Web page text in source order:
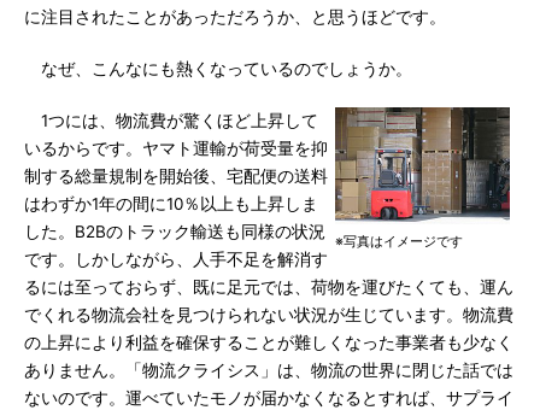
に注目されたことがあっただろうか、と思うほどです。
なぜ、こんなにも熱くなっているのでしょうか。
※写真はイメージです
1つには、物流費が驚くほど上昇して
いるからです。ヤマト運輸が荷受量を抑
制する総量規制を開始後、宅配便の送料
はわずか1年の間に10％以上も上昇しま
した。B2Bのトラック輸送も同様の状況
です。しかしながら、人手不足を解消す
るには至っておらず、既に足元では、荷物を運びたくても、運ん
でくれる物流会社を見つけられない状況が生じています。物流費
の上昇により利益を確保することが難しくなった事業者も少なく
ありません。「物流クライシス」は、物流の世界に閉じた話では
ないのです。運べていたモノが届かなくなるとすれば、サプライ